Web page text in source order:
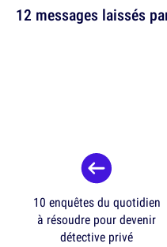
12 messages laissés
10 enquêtes du quotidien
à résoudre pour devenir
détective privé